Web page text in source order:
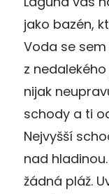
jako bazén,
Voda se
z
nijak
schody a ti
Nejvyšší
nad
žádná pláž.